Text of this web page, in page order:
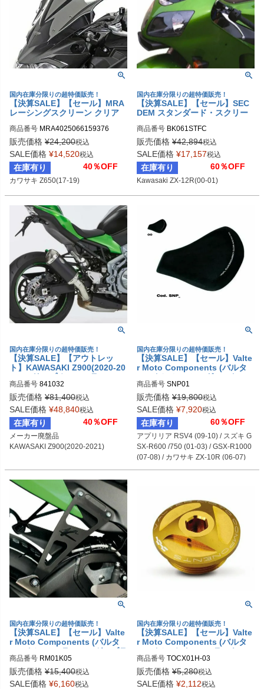
国内在庫分限りの超特価販売！
【決算SALE】【セール】MRA
レーシングスクリーン クリア
商品番号 MRA4025066159376
販売価格 ¥24,200税込
SALE価格 ¥14,520税込
在庫有り 40％OFF
カワサキ Z650(17-19)
国内在庫分限りの超特価販売！
【決算SALE】【セール】SEC
DEM スタンダード・スクリー
ライトブラウン
商品番号 BK061STFC
販売価格 ¥42,894税込
SALE価格 ¥17,157税込
在庫有り 60％OFF
Kawasaki ZX-12R(00-01)
国内在庫分限りの超特価販売！
【決算SALE】【アウトレッ
ト】KAWASAKI Z900(2020-20
21) スリップオンマフラー DSX
-5 (4-1) スーパーショート ブラ
ック SHARK
商品番号 841032
販売価格 ¥81,400税込
SALE価格 ¥48,840税込
在庫有り 40％OFF
メーカー廃盤品
KAWASAKI Z900(2020-2021)
国内在庫分限りの超特価販売！
【決算SALE】【セール】Valte
r Moto Components (バルタ
ーモト） レーシングシートフォ
ーム アプリリア / スズキ / カワ
サキ
商品番号 SNP01
販売価格 ¥19,800税込
SALE価格 ¥7,920税込
在庫有り 60％OFF
アプリリア RSV4 (09-10) / スズキ G
SX-R600 /750 (01-03) / GSX-R1000
国内在庫分限りの超特価販売！
【決算SALE】【セール】Valte
r Moto Components (バルタ
ーモト） マフラーハンガーブラ
ケット カワサキ ZZR1400 (06-
18)
商品番号 RM01K05
販売価格 ¥15,400税込
SALE価格 ¥6,160税込
国内在庫分限りの超特価販売！
【決算SALE】【セール】Valte
r Moto Components (バルタ
ーモト） オイルフィラーキャッ
プ ゴールド ホンダ / DUCATI /
カワサキ / ヤマハ / トライアン
フ
商品番号 TOCX01H-03
販売価格 ¥5,280税込
SALE価格 ¥2,112税込